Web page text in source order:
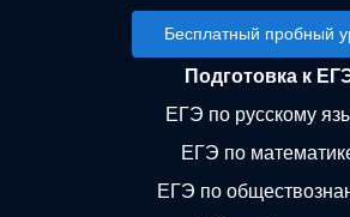
Бесплатный пробный
Подготовка к
ЕГЭ по русскому
ЕГЭ по
ЕГЭ по